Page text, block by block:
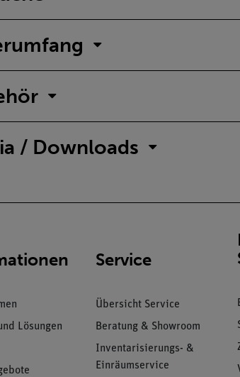
/ Downloads
Lösungen
Service
Übersicht Service
Beratung & Showroom
Inventarisierungs- &
Einräumservice